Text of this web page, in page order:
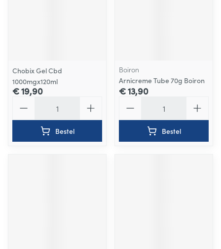
Chobix Gel Cbd
1000mgx120ml
€ 19,90
Bestel
Boiron
Arnicreme Tube 70g Boiron
€ 13,90
Bestel